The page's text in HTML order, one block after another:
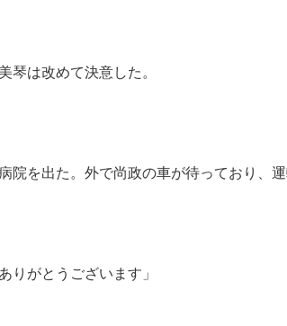
は改めて決意した。
院を出た。外で尚政の車が待っており、
りがとうございます」